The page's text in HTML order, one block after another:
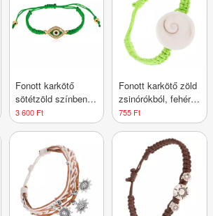
Fonott karkötő
sötétzöld színben,
szem szimbóluma
átlátszó
díszítve
3 600 Ft
Fonott karkötő zöld
zsinórókból, fehér
kerek kagyló
755 Ft